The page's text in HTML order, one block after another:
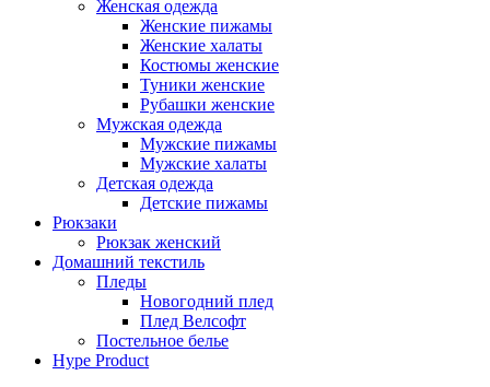
Женская одежда
Женские пижамы
Женские халаты
Костюмы женские
Туники женские
Рубашки женские
Мужская одежда
Мужские пижамы
Мужские халаты
Детская одежда
Детские пижамы
Рюкзаки
Рюкзак женский
Домашний текстиль
Пледы
Новогодний плед
Плед Велсофт
Постельное белье
Hype Product